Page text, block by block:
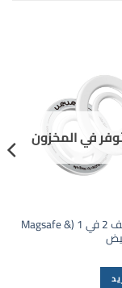
في المخزون
ماسكة هاتف 2 في 1 (Magsafe &